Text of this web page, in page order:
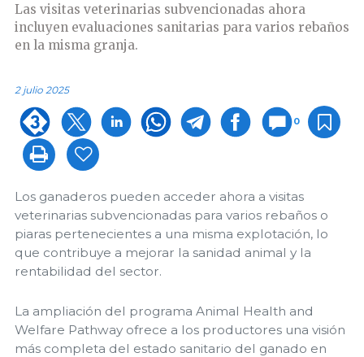
Las visitas veterinarias subvencionadas ahora
incluyen evaluaciones sanitarias para varios rebaños
en la misma granja.
2 julio 2025
0
Los ganaderos pueden acceder ahora a visitas
veterinarias subvencionadas para varios rebaños o
piaras pertenecientes a una misma explotación, lo
que contribuye a mejorar la sanidad animal y la
rentabilidad del sector.
La ampliación del programa Animal Health and
Welfare Pathway ofrece a los productores una visión
más completa del estado sanitario del ganado en